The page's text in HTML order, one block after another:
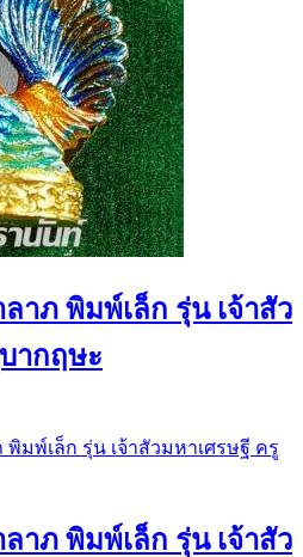
าภ พิมพ์เล็ก รุ่น เจ้าสัว
ากฤษะ
าภ พิมพ์เล็ก รุ่น เจ้าสัว